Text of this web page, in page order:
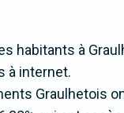
habitants à
à internet.
Graulhetois